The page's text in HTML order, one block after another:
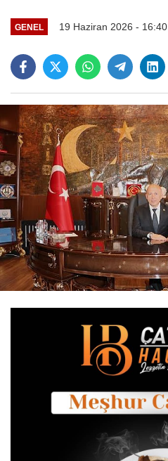
GENEL 19 Haziran 2026 - 16:40